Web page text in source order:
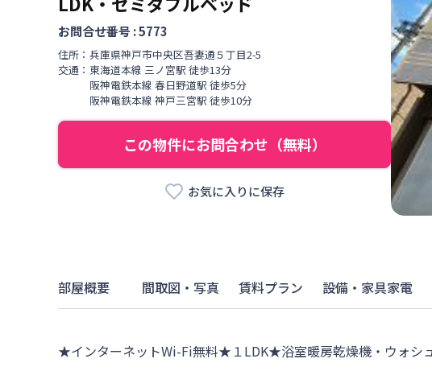
お問合せ番号 :5773
住所： 兵庫県神戸市中央区吾妻通５丁目2-5
交通： 東海道本線 三ノ宮駅 徒歩13分
阪神電鉄本線 春日野道駅 徒歩5分
阪神電鉄本線 神戸三宮駅 徒歩10分
この物件にお問合わせ（無料）
お気に入りに保存
部屋概要 間取図・写真 賃料プラン 設備・家具家電
★インターネットWi-Fi無料★１LDK★浴室暖房乾燥機・ウォシ